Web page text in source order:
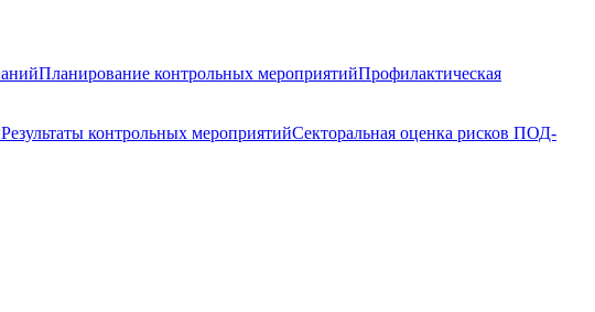
Планирование контрольных мероприятийПрофилактическая
Результаты контрольных мероприятийСекторальная оценка рисков ПОД-